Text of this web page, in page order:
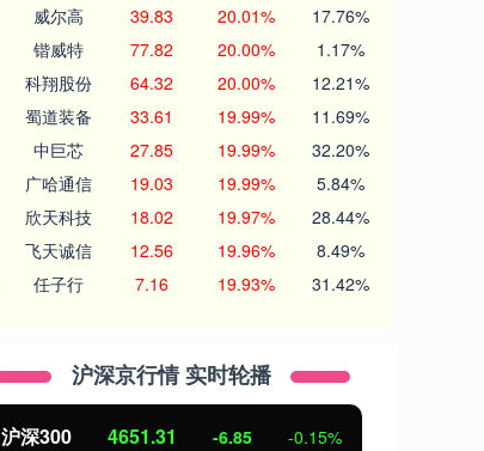
威尔高 39.83 20.01% 17.76%
锴威特 77.82 20.00% 1.17%
科翔股份 64.32 20.00% 12.21%
蜀道装备 33.61 19.99% 11.69%
中巨芯 27.85 19.99% 32.20%
广哈通信 19.03 19.99% 5.84%
欣天科技 18.02 19.97% 28.44%
飞天诚信 12.56 19.96% 8.49%
任子行 7.16 19.93% 31.42%
沪深京行情 实时轮播
-6.85 -0.15% 北证50